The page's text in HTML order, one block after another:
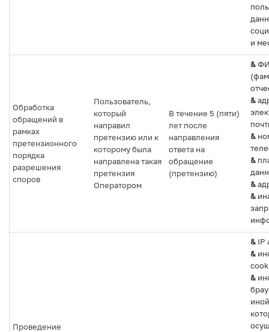
и
Обработка
обращений в
рамках
претензионного
порядка
разрешения
споров
Пользователь,
который
направил
претензию или к
которому была
направлена такая
претензия
Оператором
В течение 5 (пяти)
лет после
направления
ответа на
обращение
(претензию)
&
&
&
&
&
&
Проведение
& IP
&
&